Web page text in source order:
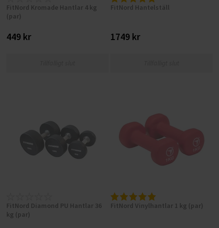
FitNord Kromade Hantlar 4 kg
(par)
449 kr
FitNord Hantelställ
1749 kr
FitNord Diamond PU Hantlar 36
kg (par)
FitNord Vinylhantlar 1 kg (par)